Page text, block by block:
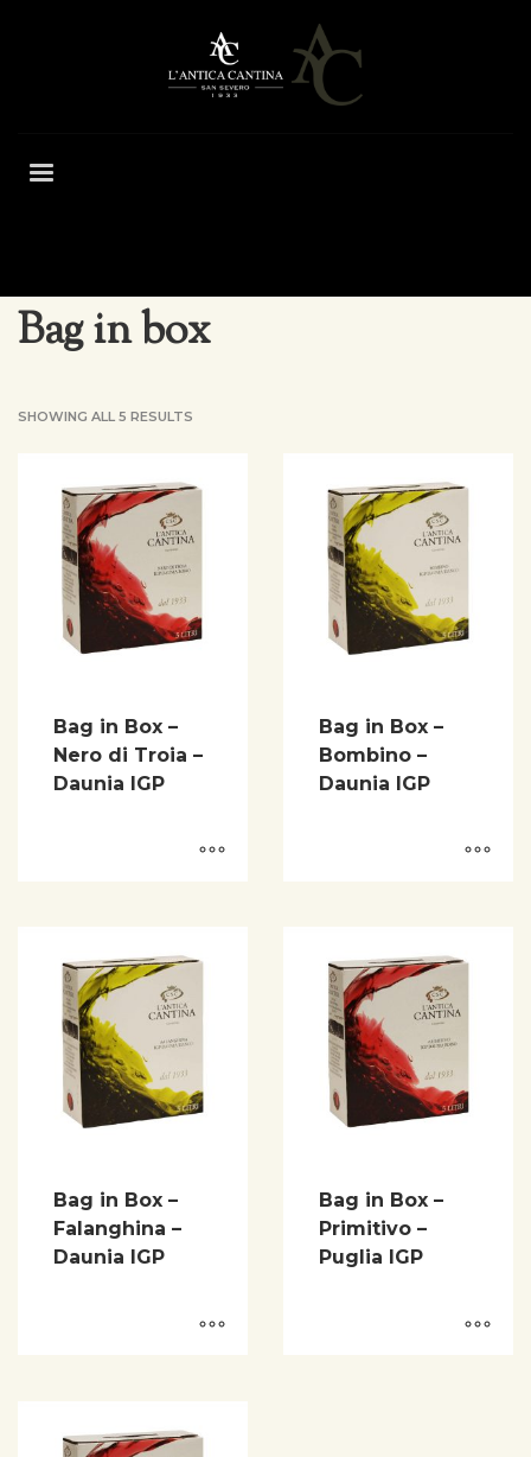
Bag in box
SHOWING ALL 5 RESULTS
Bag in Box –
Nero di Troia –
Daunia IGP
Bag in Box –
Bombino –
Daunia IGP
Bag in Box –
Falanghina –
Daunia IGP
Bag in Box –
Primitivo –
Puglia IGP